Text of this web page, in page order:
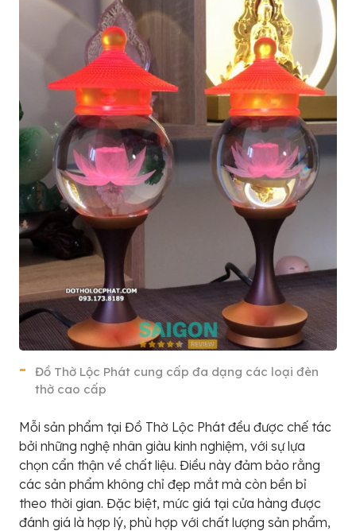
Đồ Thờ Lộc Phát cung cấp đa dạng các loại đèn
thờ cao cấp
Mỗi sản phẩm tại Đồ Thờ Lộc Phát đều được chế tác
bởi những nghệ nhân giàu kinh nghiệm, với sự lựa
chọn cẩn thận về chất liệu. Điều này đảm bảo rằng
các sản phẩm không chỉ đẹp mắt mà còn bền bỉ
theo thời gian. Đặc biệt, mức giá tại cửa hàng được
đánh giá là hợp lý, phù hợp với chất lượng sản phẩm,